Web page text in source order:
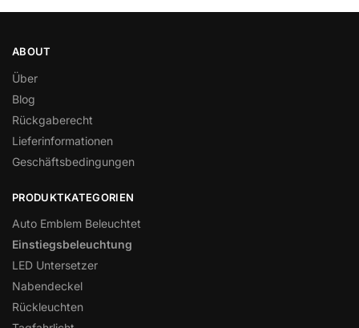
ABOUT
Über
Blog
Rückgaberecht
Lieferinformationen
Geschäftsbedingungen
PRODUKTKATEGORIEN
Auto Emblem Beleuchtet
Einstiegsbeleuchtung
LED Untersetzer
Nabendeckel
Rückleuchten